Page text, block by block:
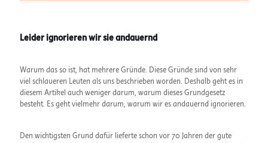
Leider ignorieren wir sie andauernd
Warum das so ist, hat mehrere Gründe. Diese Gründe sind von sehr
viel schlaueren Leuten als uns beschrieben worden. Deshalb geht es in
diesem Artikel auch weniger darum, warum dieses Grundgesetz
besteht. Es geht vielmehr darum, warum wir es andauernd ignorieren.
Den wichtigsten Grund dafür lieferte schon vor 70 Jahren der gute